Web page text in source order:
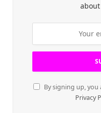
By signing up,
Privacy